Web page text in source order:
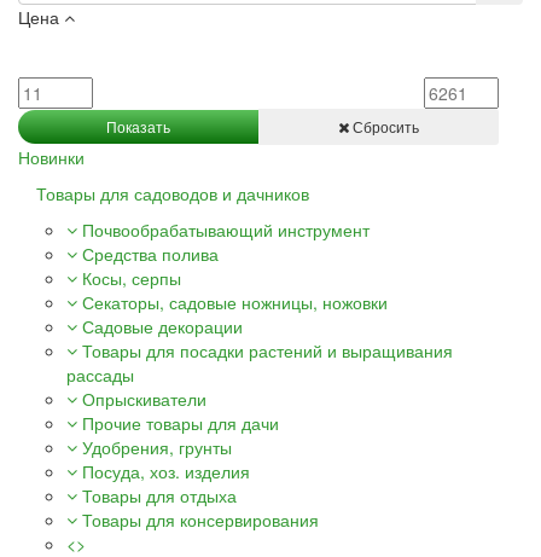
Цена
Показать Сбросить
Новинки
Товары для садоводов и дачников
Почвообрабатывающий инструмент
Средства полива
Косы, серпы
Секаторы, садовые ножницы, ножовки
Садовые декорации
Товары для посадки растений и выращивания
рассады
Опрыскиватели
Прочие товары для дачи
Удобрения, грунты
Посуда, хоз. изделия
Товары для отдыха
Товары для консервирования
<>